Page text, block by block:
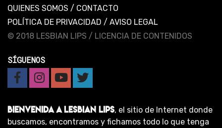
QUIENES SOMOS / CONTACTO
POLÍTICA DE PRIVACIDAD / AVISO LEGAL
© 2018 LESBIAN LIPS / LICENCIA DE CONTENIDOS
SÍGUENOS
BIENVENIDA A LESBIAN LIPS, el sitio de Internet donde
buscamos, encontramos y fichamos todo lo que tenga